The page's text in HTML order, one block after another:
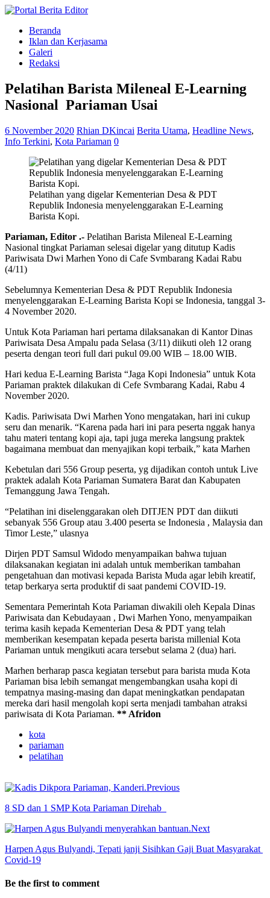
Beranda
Iklan dan Kerjasama
Galeri
Redaksi
Pelatihan Barista Mileneal E-Learning
Nasional Pariaman Usai
6 November 2020 Rhian DKincai Berita Utama, Headline News,
Info Terkini, Kota Pariaman 0
Pelatihan yang digelar Kementerian Desa & PDT
Republik Indonesia menyelenggarakan E-Learning
Barista Kopi.
Pariaman, Editor .- Pelatihan Barista Mileneal E-Learning
Nasional tingkat Pariaman selesai digelar yang ditutup Kadis
Pariwisata Dwi Marhen Yono di Cafe Svmbarang Kadai Rabu
(4/11)
Sebelumnya Kementerian Desa & PDT Republik Indonesia
menyelenggarakan E-Learning Barista Kopi se Indonesia, tanggal 3-
4 November 2020.
Untuk Kota Pariaman hari pertama dilaksanakan di Kantor Dinas
Pariwisata Desa Ampalu pada Selasa (3/11) diikuti oleh 12 orang
peserta dengan teori full dari pukul 09.00 WIB – 18.00 WIB.
Hari kedua E-Learning Barista “Jaga Kopi Indonesia” untuk Kota
Pariaman praktek dilakukan di Cefe Svmbarang Kadai, Rabu 4
November 2020.
Kadis. Pariwisata Dwi Marhen Yono mengatakan, hari ini cukup
seru dan menarik. “Karena pada hari ini para peserta nggak hanya
tahu materi tentang kopi aja, tapi juga mereka langsung praktek
bagaimana membuat dan menyajikan kopi terbaik,” kata Marhen
Kebetulan dari 556 Group peserta, yg dijadikan contoh untuk Live
praktek adalah Kota Pariaman Sumatera Barat dan Kabupaten
Temanggung Jawa Tengah.
“Pelatihan ini diselenggarakan oleh DITJEN PDT dan diikuti
sebanyak 556 Group atau 3.400 peserta se Indonesia , Malaysia dan
Timor Leste,” ulasnya
Dirjen PDT Samsul Widodo menyampaikan bahwa tujuan
dilaksanakan kegiatan ini adalah untuk memberikan tambahan
pengetahuan dan motivasi kepada Barista Muda agar lebih kreatif,
tetap berkarya serta produktif di saat pandemi COVID-19.
Sementara Pemerintah Kota Pariaman diwakili oleh Kepala Dinas
Pariwisata dan Kebudayaan , Dwi Marhen Yono, menyampaikan
terima kasih kepada Kementerian Desa & PDT yang telah
memberikan kesempatan kepada peserta barista millenial Kota
Pariaman untuk mengikuti acara tersebut selama 2 (dua) hari.
Marhen berharap pasca kegiatan tersebut para barista muda Kota
Pariaman bisa lebih semangat mengembangkan usaha kopi di
tempatnya masing-masing dan dapat meningkatkan pendapatan
mereka dari hasil mengolah kopi serta menjadi tambahan atraksi
pariwisata di Kota Pariaman. ** Afridon
kota
pariaman
pelatihan
Previous
8 SD dan 1 SMP Kota Pariaman Direhab
Next
Harpen Agus Bulyandi, Tepati janji Sisihkan Gaji Buat Masyarakat
Covid-19
Be the first to comment